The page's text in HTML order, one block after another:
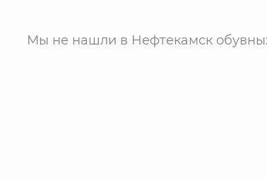
Мы не нашли в Нефтекамск